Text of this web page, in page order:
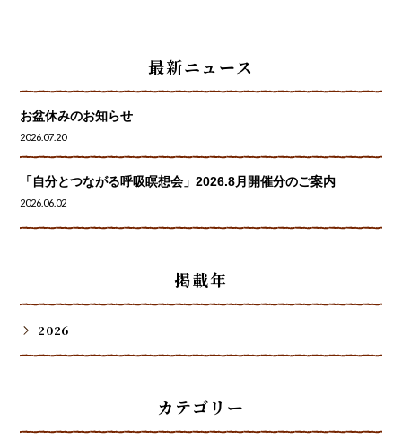
最新ニュース
お盆休みのお知らせ
2026.07.20
「自分とつながる呼吸瞑想会」2026.8月開催分のご案内
2026.06.02
掲載年
2026
カテゴリー